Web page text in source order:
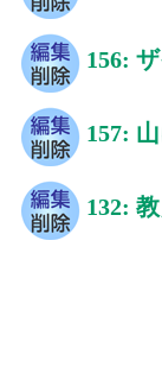
156:
157:
132: